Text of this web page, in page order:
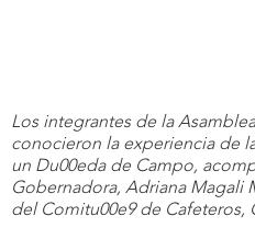
Los integrantes de la
conocieron la experiencia de
un Du00eda de Campo,
Gobernadora, Adriana Magali
del Comitu00e9 de Cafeteros,